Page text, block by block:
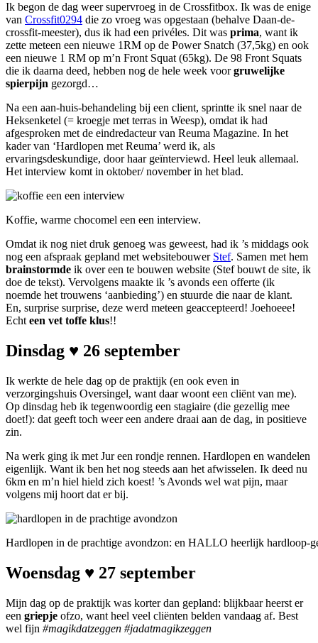
Ik begon de dag weer supervroeg in de Crossfitbox. Ik was de enige
van Crossfit0294 die zo vroeg was opgestaan (behalve Daan-de-
crossfit-meester), dus ik had een privéles. Dit was prima, want ik
zette meteen een nieuwe 1RM op de Power Snatch (37,5kg) en ook
een nieuwe 1 RM op m’n Front Squat (65kg). De 98 Front Squats
die ik daarna deed, hebben nog de hele week voorgruwelijke
spierpijn gezorgd…
Na een aan-huis-behandeling bij een client, sprintte ik snel naar de
Heksenketel (= kroegje met terras in Weesp), omdat ik had
afgesproken met de eindredacteur van Reuma Magazine. In het
kader van ‘Hardlopen met Reuma’ werd ik, als
ervaringsdeskundige, door haar geïnterviewd. Heel leuk allemaal.
Het interview komt in oktober/ november in het blad.
Koffie, warme chocomel een een interview.
Omdat ik nog niet druk genoeg was geweest, had ik ’s middags ook
nog een afspraak gepland met websitebouwer Stef. Samen met hem
brainstormde ik over een te bouwen website (Stef bouwt de site, ik
doe de tekst). Vervolgens maakte ik ’s avonds een offerte (ik
noemde het trouwens ‘aanbieding’) en stuurde die naar de klant.
En, surprise surprise, deze werd meteen geaccepteerd! Joehoeee!
Echt een vet toffe klus!!
Dinsdag ♥ 26 september
Ik werkte de hele dag op de praktijk (en ook even in
verzorgingshuis Oversingel, want daar woont een cliënt van me).
Op dinsdag heb ik tegenwoordig een stagiaire (die gezellig mee
doet!): dat geeft toch weer een andere draai aan de dag, in positieve
zin.
Na werk ging ik met Jur een rondje rennen. Hardlopen en wandelen
eigenlijk. Want ik ben het nog steeds aan het afwisselen. Ik deed nu
6km en m’n hiel hield zich koest! ’s Avonds wel wat pijn, maar
volgens mij hoort dat er bij.
Hardlopen in de prachtige avondzon: en HALLO heerlijk hardloop-
Woensdag ♥ 27 september
Mijn dag op de praktijk was korter dan gepland: blijkbaar heerst er
een griepje ofzo, want heel veel cliënten belden vandaag af. Best
wel fijn #magikdatzeggen #jadatmagikzeggen